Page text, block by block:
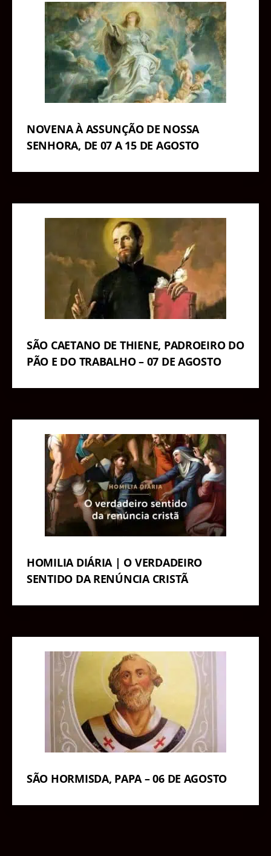
NOVENA À ASSUNÇÃO DE NOSSA
SENHORA, DE 07 A 15 DE AGOSTO
SÃO CAETANO DE THIENE, PADROEIRO DO
PÃO E DO TRABALHO – 07 DE AGOSTO
HOMILIA DIÁRIA | O VERDADEIRO
SENTIDO DA RENÚNCIA CRISTÃ
SÃO HORMISDA, PAPA – 06 DE AGOSTO